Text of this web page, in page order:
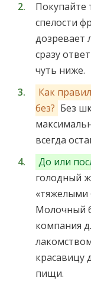
Покупайте
спелости
дозревает
сразу
чуть ниже.
Как
без? Без
всегда
До или
голодный
«тяжелыми
Молочный
компания
красавицу
пищи.